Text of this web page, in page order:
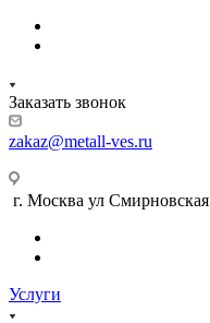
Заказать звонок
zakaz@metall-ves.ru
г. Москва ул
Услуги